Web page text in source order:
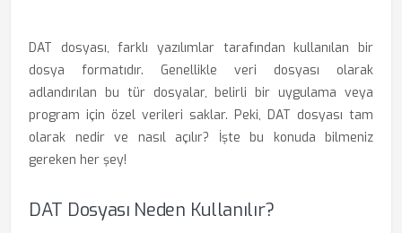
DAT dosyası, farklı yazılımlar tarafından kullanılan bir
dosya formatıdır. Genellikle veri dosyası olarak
adlandırılan bu tür dosyalar, belirli bir uygulama veya
program için özel verileri saklar. Peki, DAT dosyası tam
olarak nedir ve nasıl açılır? İşte bu konuda bilmeniz
gereken her şey!
DAT Dosyası Neden Kullanılır?